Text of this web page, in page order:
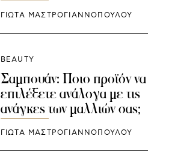
ΓΙΩΤΑ ΜΑΣΤΡΟΓΙΑΝΝΟΠΟΥΛΟΥ
BEAUTY
Σαμπουάν: Ποιο προϊόν να
επιλέξετε ανάλογα με τις
ανάγκες των μαλλιών σας;
ΓΙΩΤΑ ΜΑΣΤΡΟΓΙΑΝΝΟΠΟΥΛΟΥ